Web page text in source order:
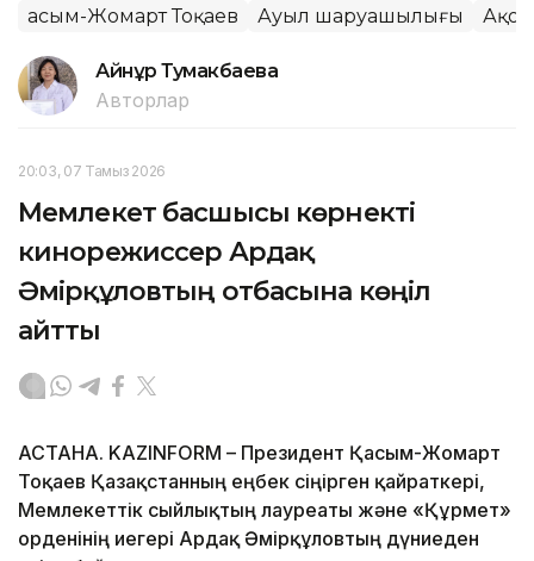
Қасым-Жомарт Тоқаев Ауыл шаруашылығы
Айнұр Тумакбаева
Авторлар
20:03, 07 Тамыз 2026
Мемлекет басшысы көрнекті
кинорежиссер Ардақ
Әмірқұловтың отбасына көңіл
айтты
АСТАНА. KAZINFORM – Президент Қасым-Жомарт
Тоқаев Қазақстанның еңбек сіңірген қайраткері,
Мемлекеттік сыйлықтың лауреаты және «Құрмет»
орденінің иегері Ардақ Әмірқұловтың дүниеден